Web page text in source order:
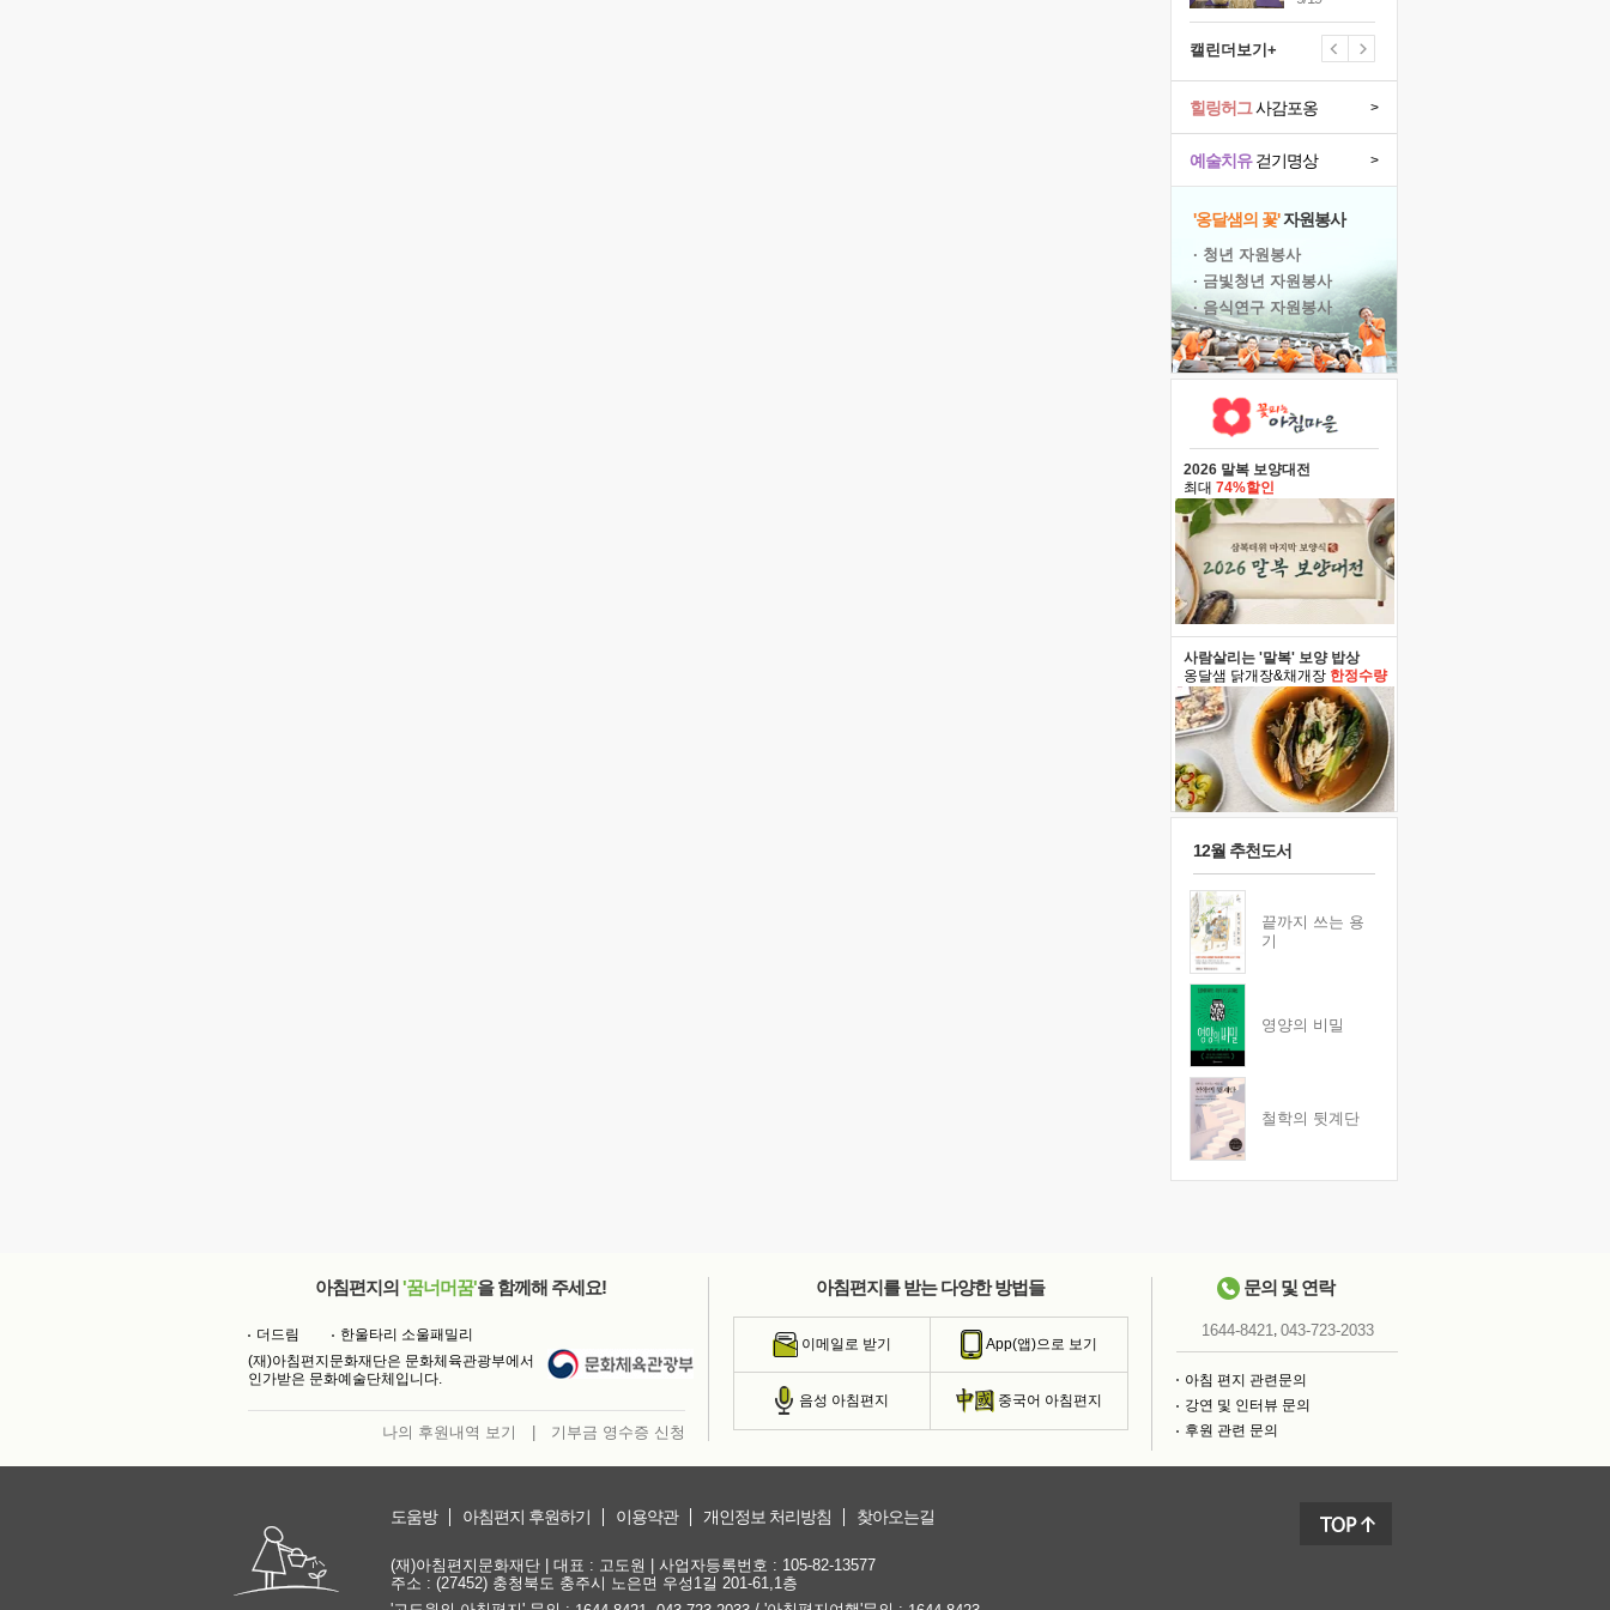
캘린더보기+
예술치유걷기명상 >
힐링허그사감포옹 >
'옹달샘의 꽃'자원봉사
· 청년 자원봉사
· 금빛청년 자원봉사
· 음식연구 자원봉사
2026 말복 보양대전
최대 74%할인
사람살리는 '말복' 보양 밥상
옹달샘 닭개장&채개장 한정수량
12월 추천도서
끝까지 쓰는 용
기
영양의 비밀
철학의 뒷계단
아침편지의 '꿈너머꿈'을 함께해 주세요!
더드림
한울타리 소울패밀리
(재)아침편지문화재단은 문화체육관광부에서
인가받은 문화예술단체입니다.
나의 후원내역 보기 기부금 영수증 신청
아침편지를 받는 다양한 방법들
이메일로 받기 App(앱)으로 보기
음성 아침편지 중국어 아침편지
문의 및 연락
1644-8421, 043-723-2033
아침 편지 관련문의
강연 및 인터뷰 문의
후원 관련 문의
도움방 아침편지 후원하기 이용약관 개인정보 처리방침 찾아오는길
(재)아침편지문화재단 | 대표 : 고도원 | 사업자등록번호 : 105-82-13577
주소 : (27452) 충청북도 충주시 노은면 우성1길 201-61,1층